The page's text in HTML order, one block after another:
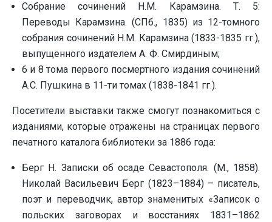
Собрание сочинений Н.М. Карамзина. Т. 5:
Переводы Карамзина. (СПб., 1835) из 12-томного
собрания сочинений Н.М. Карамзина (1833-1835 гг.),
выпущенного издателем А. Ф. Смирдиным;
6 и 8 тома первого посмертного издания сочинений
А.С. Пушкина в 11-ти томах (1838-1841 гг.).
Посетители выставки также смогут познакомиться с
изданиями, которые отражены на страницах первого
печатного каталога библиотеки за 1886 года:
Берг Н. Записки об осаде Севастополя. (М., 1858).
Николай Васильевич Берг (1823–1884) – писатель,
поэт и переводчик, автор знаменитых «Записок о
польских заговорах и восстаниях 1831–1862